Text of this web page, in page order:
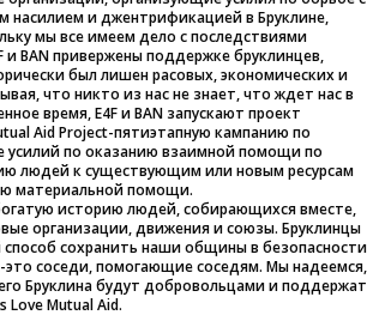
насилием и джентрификацией в Бруклине,
мы все имеем дело с последствиями
и BAN привержены поддержке бруклинцев,
был лишен расовых, экономических и
что никто из нас не знает, что ждет нас в
время, E4F и BAN запускают проект
Aid Project-пятиэтапную кампанию по
по оказанию взаимной помощи по
людей к существующим или новым ресурсам
материальной помощи.
историю людей, собирающихся вместе,
организации, движения и союзы. Бруклинцы
сохранить наши общины в безопасности
это соседи, помогающие соседям. Мы надеемся,
Бруклина будут добровольцами и поддержат
Love Mutual Aid.